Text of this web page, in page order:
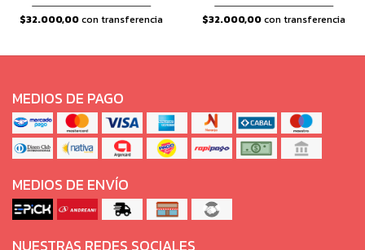
$32.000,00con transferencia
$32.000,00con transferencia
MEDIOS DE PAGO
MEDIOS DE ENVÍO